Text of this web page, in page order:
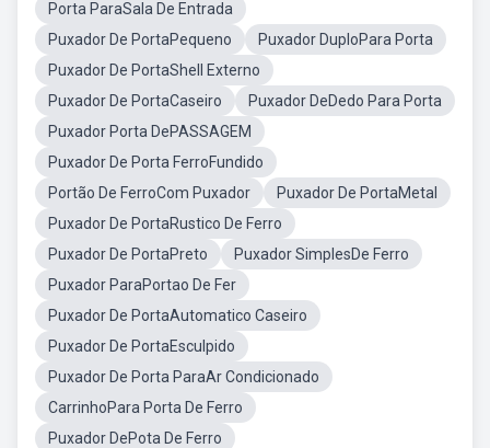
Porta ParaSala De Entrada
Puxador De PortaPequeno
Puxador DuploPara Porta
Puxador De PortaShell Externo
Puxador De PortaCaseiro
Puxador DeDedo Para Porta
Puxador Porta DePASSAGEM
Puxador De Porta FerroFundido
Portão De FerroCom Puxador
Puxador De PortaMetal
Puxador De PortaRustico De Ferro
Puxador De PortaPreto
Puxador SimplesDe Ferro
Puxador ParaPortao De Fer
Puxador De PortaAutomatico Caseiro
Puxador De PortaEsculpido
Puxador De Porta ParaAr Condicionado
CarrinhoPara Porta De Ferro
Puxador DePota De Ferro